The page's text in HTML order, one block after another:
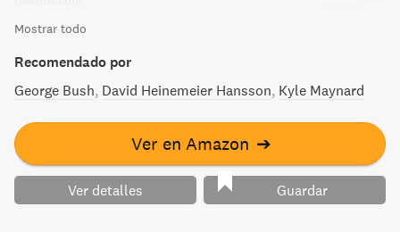
culpa.
Mostrar todo
Recomendado por
George Bush David Heinemeier Hansson Kyle Maynard
Ver en Amazon ➔
Ver detalles Guardar